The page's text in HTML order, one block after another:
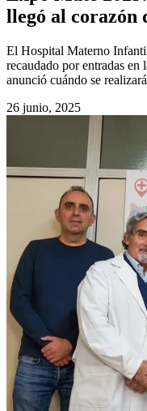
llegó al corazón
El Hospital Materno
recaudado por entradas en
anunció cuándo se
26 junio, 2025